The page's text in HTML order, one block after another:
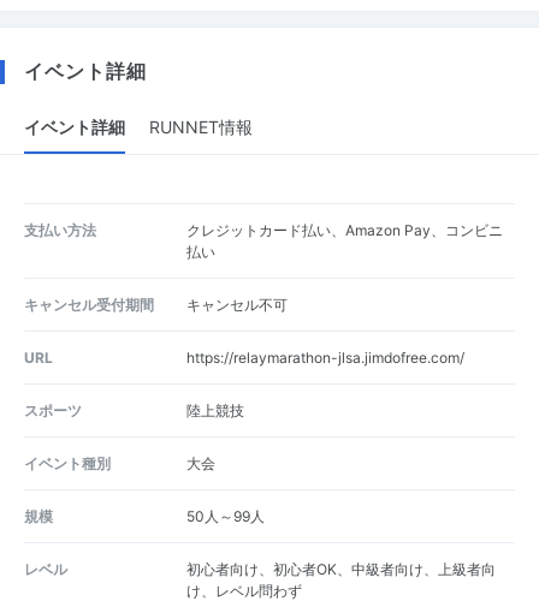
イベント詳細
イベント詳細 RUNNET情報
支払い方法
クレジットカード払い、Amazon Pay、コンビニ
払い
キャンセル受付期間 キャンセル不可
URL https://relaymarathon-jlsa.jimdofree.com/
スポーツ 陸上競技
イベント種別 大会
規模 50人～99人
レベル
初心者向け、初心者OK、中級者向け、上級者向
け、レベル問わず